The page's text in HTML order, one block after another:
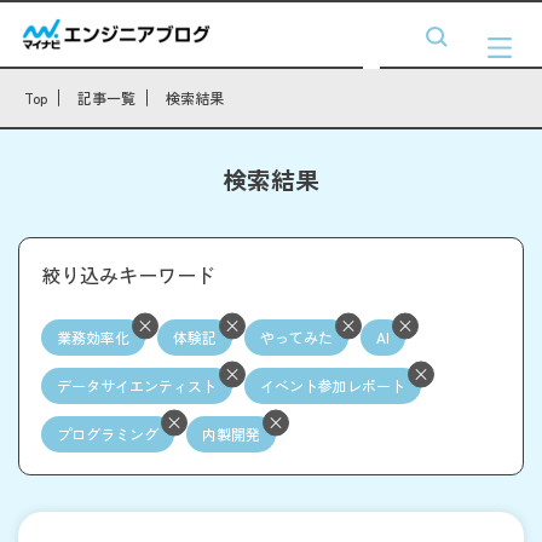
Top 記事一覧 検索結果
検索結果
絞り込みキーワード
業務効率化 体験記 やってみた AI
データサイエンティスト イベント参加レポート
プログラミング 内製開発